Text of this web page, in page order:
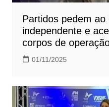
Partidos pedem
independente e
corpos de
01/11/2025